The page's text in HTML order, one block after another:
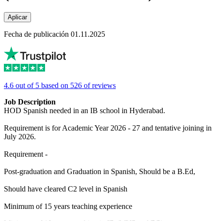
Aplicar
Fecha de publicación 01.11.2025
4.6 out of 5 based on 526 of reviews
Job Description
HOD Spanish needed in an IB school in Hyderabad.
Requirement is for Academic Year 2026 - 27 and tentative joining in
July 2026.
Requirement -
Post-graduation and Graduation in Spanish, Should be a B.Ed,
Should have cleared C2 level in Spanish
Minimum of 15 years teaching experience